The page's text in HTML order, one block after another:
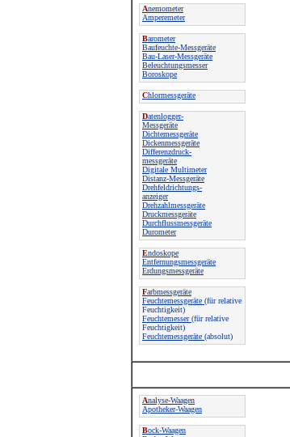
Anemometer
Amperemeter
Barometer
Baufeuchte-Messgeräte
Bau-Laser-Messgeräte
Beleuchtungsmesser
Boroskope
Chlormessgeräte
Datenlogger-
Messgeräte
Dichtemessgeräte
Dickenmessgeräte
Differenzdruck-
messgeräte
Digitale Multimeter
Distanz-Messgeräte
Drehfeldrichtungs-
anzeiger
Drehzahlmessgeräte
Druckmessgeräte
Durchflussmessgeräte
Durometer
Endoskope
Entfernungsmessgeräte
Erdungsmessgeräte
Farbmessgeräte
Feuchtemessgeräte (für relative
Feuchtigkeit)
Feuchtemesser(für relative
Feuchtigkeit)
Feuchtemessgeräte (absolut)
Analyse-Waagen
Apotheker-Waagen
Bock-Waagen